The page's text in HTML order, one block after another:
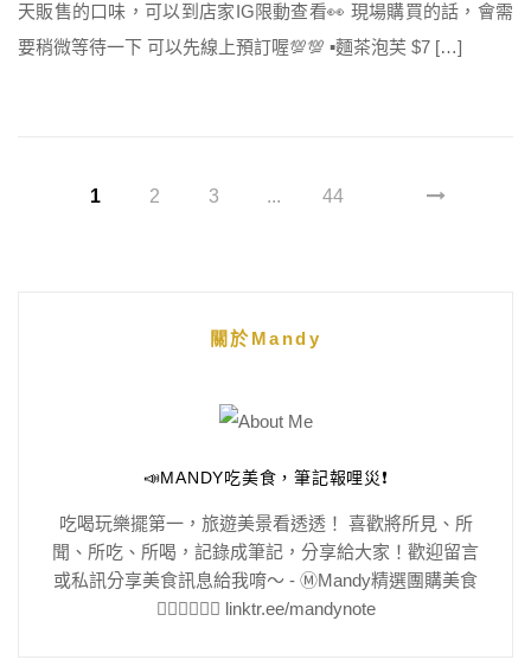
天販售的口味，可以到店家IG限動查看👀 現場購買的話，會需
要稍微等待一下 可以先線上預訂喔💯💯 ▪️麵茶泡芙 $7 […]
1 2 3 ... 44
關於Mandy
📣MANDY吃美食，筆記報哩災❗️
吃喝玩樂擺第一，旅遊美景看透透！ 喜歡將所見、所
聞、所吃、所喝，記錄成筆記，分享給大家！歡迎留言
或私訊分享美食訊息給我唷～ - Ⓜ️Mandy精選團購美食
👇🏻👇🏻👇🏻 linktr.ee/mandynote